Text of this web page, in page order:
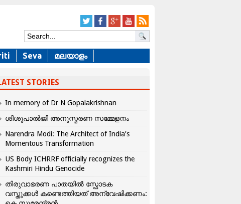
Seva മലയാളം
STORIES
In memory of Dr N Gopalakrishnan
ശിശുപാൽജി അനുസ്മരണ സമ്മേളനം
Narendra Modi: The Architect of India’s
Momentous Transformation
US Body ICHRRF officially recognizes the
Kashmiri Hindu Genocide
തിരുവാഭരണ പാതയിൽ സ്ഫോടക
വസ്തുക്കൾ കണ്ടെത്തിയത് അന്വേഷിക്കണം: